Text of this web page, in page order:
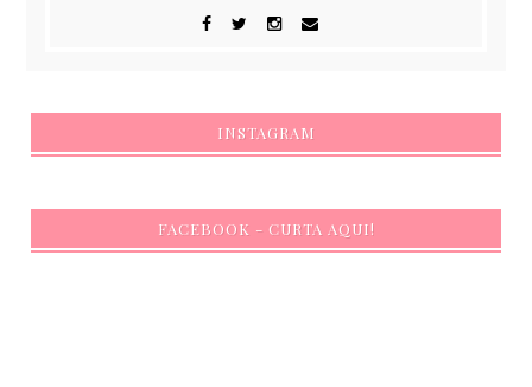
INSTAGRAM
FACEBOOK - CURTA AQUI!